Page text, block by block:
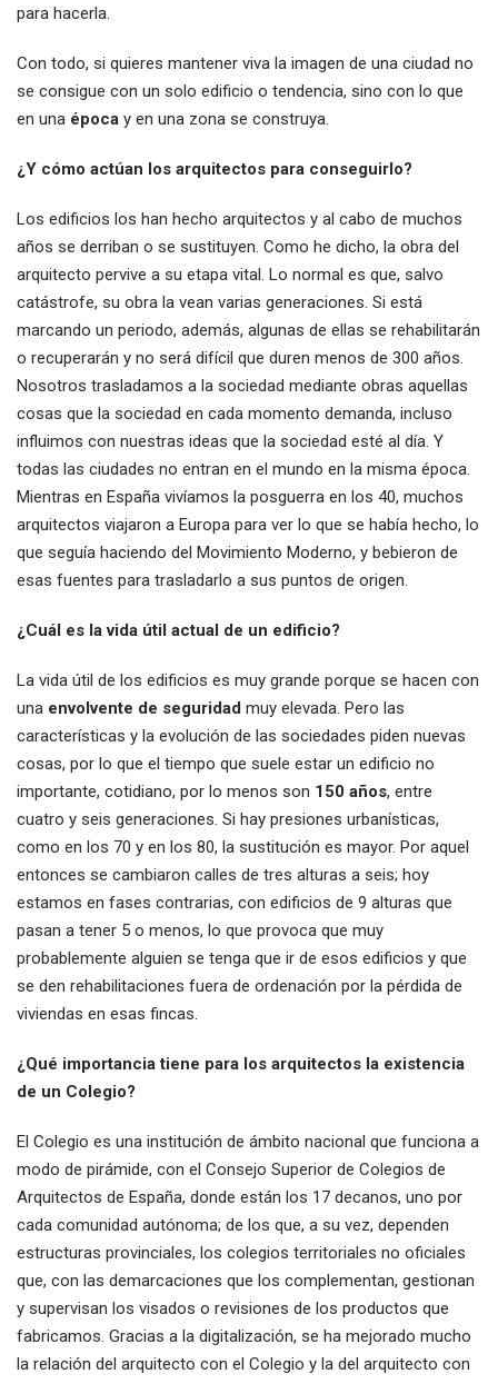
para hacerla.
Con todo, si quieres mantener viva la imagen de una ciudad no
se consigue con un solo edificio o tendencia, sino con lo que
en una época y en una zona se construya.
¿Y cómo actúan los arquitectos para conseguirlo?
Los edificios los han hecho arquitectos y al cabo de muchos
años se derriban o se sustituyen. Como he dicho, la obra del
arquitecto pervive a su etapa vital. Lo normal es que, salvo
catástrofe, su obra la vean varias generaciones. Si está
marcando un periodo, además, algunas de ellas se rehabilitarán
o recuperarán y no será difícil que duren menos de 300 años.
Nosotros trasladamos a la sociedad mediante obras aquellas
cosas que la sociedad en cada momento demanda, incluso
influimos con nuestras ideas que la sociedad esté al día. Y
todas las ciudades no entran en el mundo en la misma época.
Mientras en España vivíamos la posguerra en los 40, muchos
arquitectos viajaron a Europa para ver lo que se había hecho, lo
que seguía haciendo del Movimiento Moderno, y bebieron de
esas fuentes para trasladarlo a sus puntos de origen.
¿Cuál es la vida útil actual de un edificio?
La vida útil de los edificios es muy grande porque se hacen con
una envolvente de seguridad muy elevada. Pero las
características y la evolución de las sociedades piden nuevas
cosas, por lo que el tiempo que suele estar un edificio no
importante, cotidiano, por lo menos son 150 años, entre
cuatro y seis generaciones. Si hay presiones urbanísticas,
como en los 70 y en los 80, la sustitución es mayor. Por aquel
entonces se cambiaron calles de tres alturas a seis; hoy
estamos en fases contrarias, con edificios de 9 alturas que
pasan a tener 5 o menos, lo que provoca que muy
probablemente alguien se tenga que ir de esos edificios y que
se den rehabilitaciones fuera de ordenación por la pérdida de
viviendas en esas fincas.
¿Qué importancia tiene para los arquitectos la existencia
de un Colegio?
El Colegio es una institución de ámbito nacional que funciona a
modo de pirámide, con el Consejo Superior de Colegios de
Arquitectos de España, donde están los 17 decanos, uno por
cada comunidad autónoma; de los que, a su vez, dependen
estructuras provinciales, los colegios territoriales no oficiales
que, con las demarcaciones que los complementan, gestionan
y supervisan los visados o revisiones de los productos que
fabricamos. Gracias a la digitalización, se ha mejorado mucho
la relación del arquitecto con el Colegio y la del arquitecto con